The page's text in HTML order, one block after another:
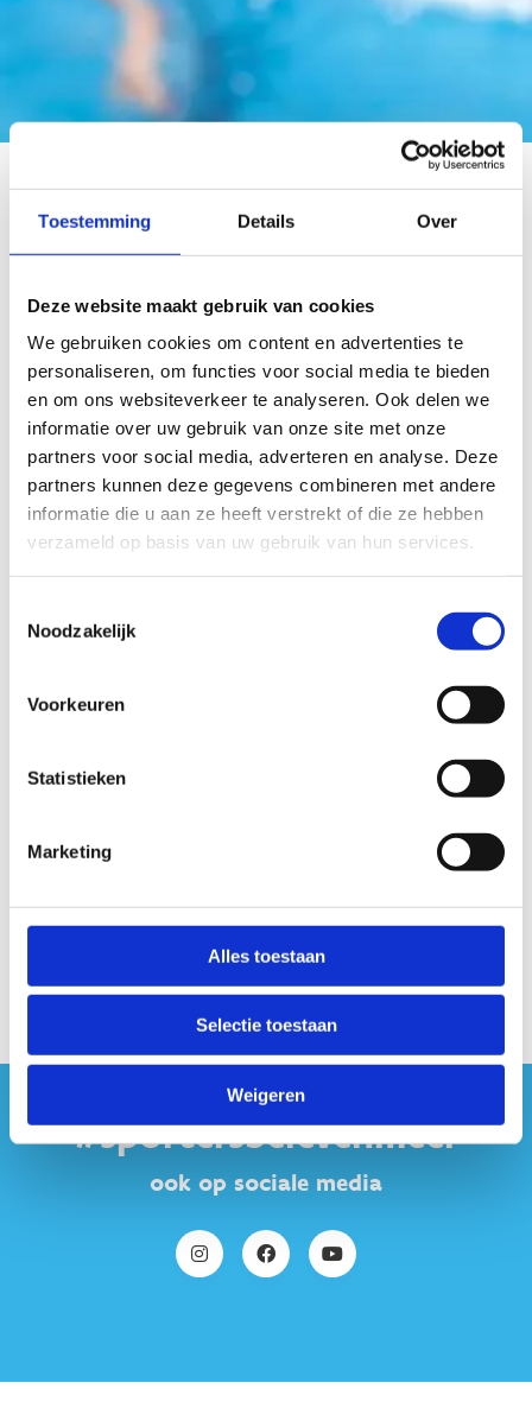
Toestemming Details Over
Deze website maakt gebruik van cookies
We gebruiken cookies om content en advertenties te
personaliseren, om functies voor social media te bieden
en om ons websiteverkeer te analyseren. Ook delen we
informatie over uw gebruik van onze site met onze
partners voor social media, adverteren en analyse. Deze
partners kunnen deze gegevens combineren met andere
informatie die u aan ze heeft verstrekt of die ze hebben
verzameld op basis van uw gebruik van hun services.
Noodzakelijk
Voorkeuren
Statistieken
Marketing
Alles toestaan
Selectie toestaan
Weigeren
Info voor lokale besturen
Info voor scholen
Info voor sportfederaties
Contacteer ons
Contacteer ons
Stuur een bericht
#sportersbelevenmeer
ook op sociale media